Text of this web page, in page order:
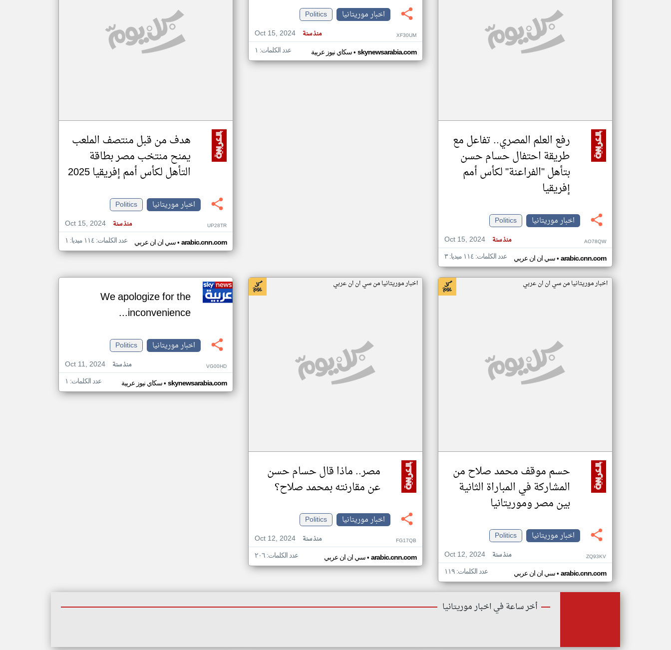
مصادر الأخبار من موريتانيا
رفع العلم المصري.. تفاعل مع
طريقة احتفال حسام حسن
بتأهل "الفراعنة" لكأس أمم
إفريقيا
اخبار موريتانيا
Politics
Oct 15, 2024
منذ سنة AO78QW
سي ان ان عربي• arabic.cnn.com عدد الكلمات: ١١٤ ميديا: ٣
اخبار موريتانيا
Politics
Oct 15, 2024
منذ سنة XF30UM
سكاي نيوز عربية• skynewsarabia.com عدد الكلمات: ١
هدف من قبل منتصف الملعب
يمنح منتخب مصر بطاقة
التأهل لكأس أمم إفريقيا 2025
اخبار موريتانيا
Politics
Oct 15, 2024
منذ سنة UP28TR
سي ان ان عربي• arabic.cnn.com عدد الكلمات: ١١٤ ميديا: ١
اخبار موريتانيا من سي ان ان عربي
حسم موقف محمد صلاح من
المشاركة في المباراة الثانية
بين مصر وموريتانيا
اخبار موريتانيا
Politics
Oct 12, 2024
منذ سنة ZQ93KV
سي ان ان عربي• arabic.cnn.com عدد الكلمات: ١١٩
اخبار موريتانيا من سي ان ان عربي
مصر.. ماذا قال حسام حسن
عن مقارنته بمحمد صلاح؟
اخبار موريتانيا
Politics
Oct 12, 2024
منذ سنة FG17QB
سي ان ان عربي• arabic.cnn.com عدد الكلمات: ٢٠٦
We apologize for the
inconvenience...
اخبار موريتانيا
Politics
Oct 11, 2024
منذ سنة VG00HD
سكاي نيوز عربية• skynewsarabia.com عدد الكلمات: ١
أخر ساعة في اخبار موريتانيا